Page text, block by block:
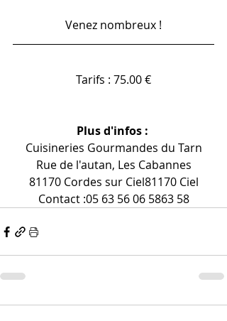
Venez nombreux !
Tarifs : 75.00 €
Plus d'infos :
Cuisineries Gourmandes du Tarn
Rue de l'autan, Les Cabannes
81170 Cordes sur Ciel81170 Ciel
Contact :05 63 56 06 5863 58